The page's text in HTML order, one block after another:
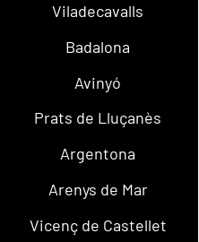
Viladecavalls
Badalona
Avinyó
Prats de Lluçanès
Argentona
Arenys de Mar
Vicenç de Castellet